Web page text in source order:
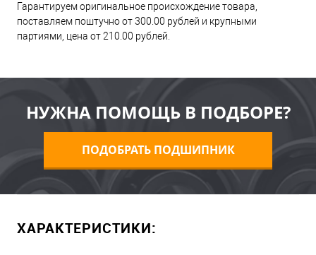
Гарантируем оригинальное происхождение товара,
поставляем поштучно от 300.00 рублей и крупными
партиями, цена от 210.00 рублей.
НУЖНА ПОМОЩЬ В ПОДБОРЕ?
ПОДОБРАТЬ ПОДШИПНИК
ХАРАКТЕРИСТИКИ: